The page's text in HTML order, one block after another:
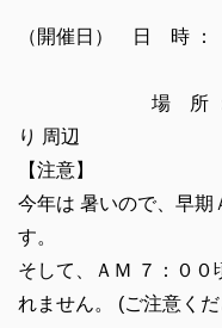
（開催日） 日 時 ：
ＡＭ ６：
場 所 ： 名古屋
り 周辺
【注意】
今年は 暑いので、早期
す。
そして、ＡＭ ７：００
れません。 (ご注意く